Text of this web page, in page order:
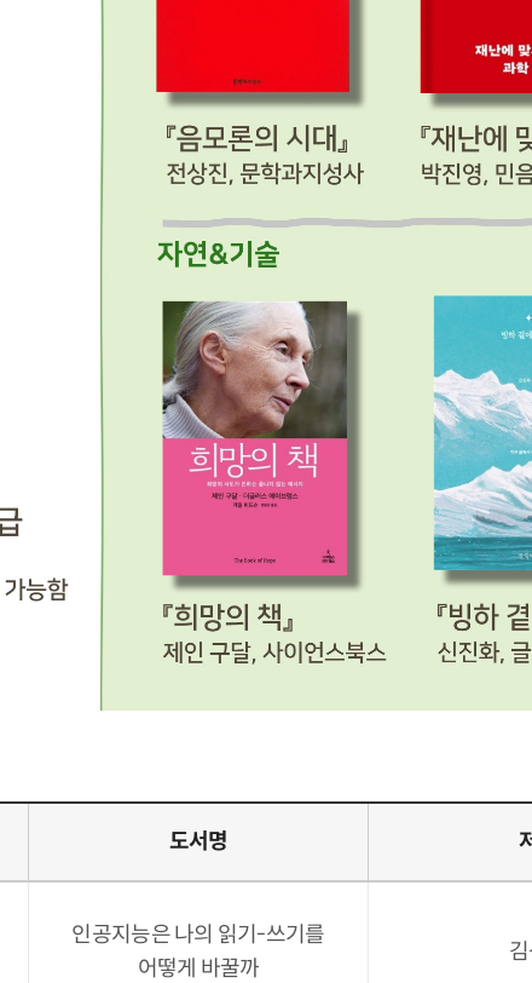
도서명
인공지능은 나의 읽기-쓰기를
어떻게 바꿀까